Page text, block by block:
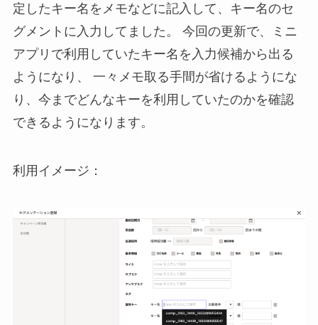
定したキー名をメモなどに記入して、キー名のセ
グメントに入力してました。 今回の更新で、ミニ
アプリで利用していたキー名を入力候補から出る
ようになり、 一々メモ取る手間が省けるようにな
り、今までどんなキーを利用していたのかを確認
できるようになります。
利用イメージ：